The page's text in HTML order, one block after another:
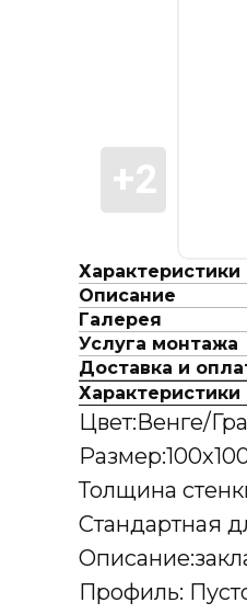
Характеристики
Описание
Галерея
Услуга монтажа
Доставка и
Характеристики
Цвет:Венге/
Толщина
Стандартная
Профиль: